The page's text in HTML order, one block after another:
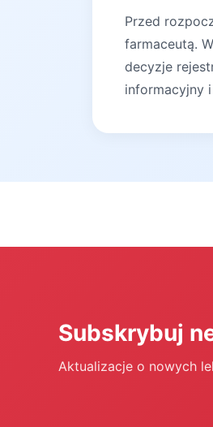
Przed
farmaceutą.
decyzje
informacyjny
Subskrybuj
Aktualizacje o nowych